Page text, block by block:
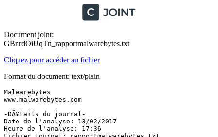
Document joint:
GBnrdOiUqTn_rapportmalwarebytes.txt
Cliquez pour accéder au fichier
Format du document: text/plain
Malwarebytes
www.malwarebytes.com
-DÃ©tails du journal-
Date de l'analyse: 13/02/2017
Heure de l'analyse: 17:36